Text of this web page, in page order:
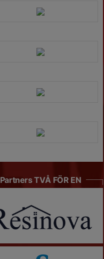
Partners TVÅ FÖR EN